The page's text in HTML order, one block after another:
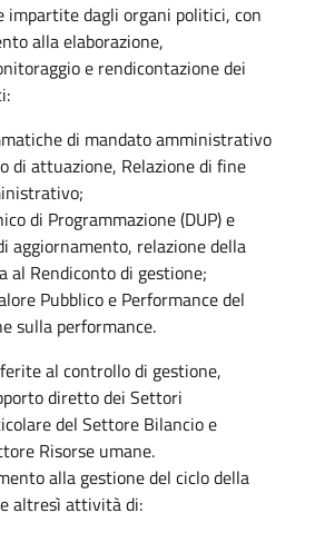
impartite dagli organi politici, con
alla elaborazione,
e rendicontazione dei
di mandato amministrativo
di attuazione, Relazione di fine
di Programmazione (DUP) e
aggiornamento, relazione della
al Rendiconto di gestione;
Pubblico e Performance del
sulla performance.
al controllo di gestione,
diretto dei Settori
del Settore Bilancio e
Risorse umane.
alla gestione del ciclo della
altresì attività di: